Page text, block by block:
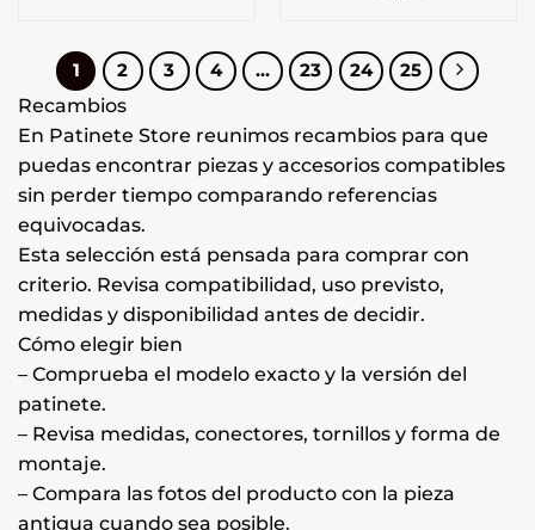
1 2 3 4 … 23 24 25
Recambios
En Patinete Store reunimos recambios para que
puedas encontrar piezas y accesorios compatibles
sin perder tiempo comparando referencias
equivocadas.
Esta selección está pensada para comprar con
criterio. Revisa compatibilidad, uso previsto,
medidas y disponibilidad antes de decidir.
Cómo elegir bien
– Comprueba el modelo exacto y la versión del
patinete.
– Revisa medidas, conectores, tornillos y forma de
montaje.
– Compara las fotos del producto con la pieza
antigua cuando sea posible.